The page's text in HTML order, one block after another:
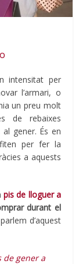
intensitat per
l’armari, o
un preu molt
de rebaixes
al gener. És en
per fer la
a aquests
pis de lloguer a
durant el
d’aquest
de gener a